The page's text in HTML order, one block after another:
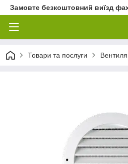
Замовте безкоштовний виїзд
Товари та послуги